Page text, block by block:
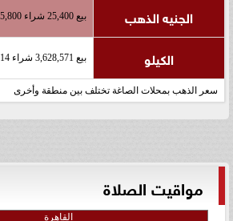
الجنيه الذهب بيع 25,400 شراء 25,800
الكيلو بيع 3,628,571 شراء 3,685,714
سعر الذهب بمحلات الصاغة تختلف بين منطقة وأخرى
مواقيت الصلاة